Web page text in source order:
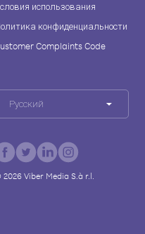
использования
конфиденциальности
Complaints Code
Русский
2026Viber Media S.à r.l.